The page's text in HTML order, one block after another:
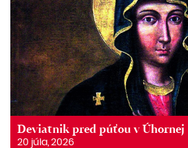
Deviatnik pred púťou v Úhornej
20 júla, 2026